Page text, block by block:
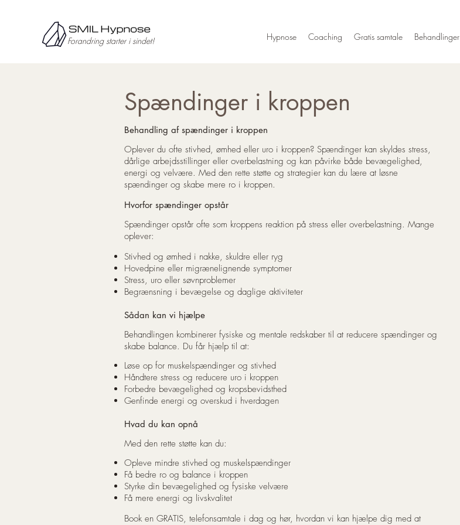
Forandring starter i sindet! Hypnose Coaching Gratis samtale Behandlinger
Spændinger i kroppen
Behandling af spændinger i kroppen
Oplever du ofte stivhed, ømhed eller uro i kroppen? Spændinger kan skyldes stress,
dårlige arbejdsstillinger eller overbelastning og kan påvirke både bevægelighed,
energi og velvære. Med den rette støtte og strategier kan du lære at løsne
spændinger og skabe mere ro i kroppen.
Hvorfor spændinger opstår
Spændinger opstår ofte som kroppens reaktion på stress eller overbelastning. Mange
oplever:
Stivhed og ømhed i nakke, skuldre eller ryg
Hovedpine eller migrænelignende symptomer
Stress, uro eller søvnproblemer
Begrænsning i bevægelse og daglige aktiviteter
Sådan kan vi hjælpe
Behandlingen kombinerer fysiske og mentale redskaber til at reducere spændinger og
skabe balance. Du får hjælp til at:
Løse op for muskelspændinger og stivhed
Håndtere stress og reducere uro i kroppen
Forbedre bevægelighed og kropsbevidsthed
Genfinde energi og overskud i hverdagen
Hvad du kan opnå
Med den rette støtte kan du:
Opleve mindre stivhed og muskelspændinger
Få bedre ro og balance i kroppen
Styrke din bevægelighed og fysiske velvære
Få mere energi og livskvalitet
Book en GRATIS, telefonsamtale i dag og hør, hvordan vi kan hjælpe dig med at